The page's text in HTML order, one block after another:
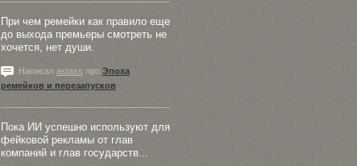
При чем ремейки как правило еще
до выхода премьеры смотреть не
хочется, нет души.
Написал astass про Эпоха
ремейков и перезапусков
Пока ИИ успешно используют для
фейковой рекламы от глав
компаний и глав государств...